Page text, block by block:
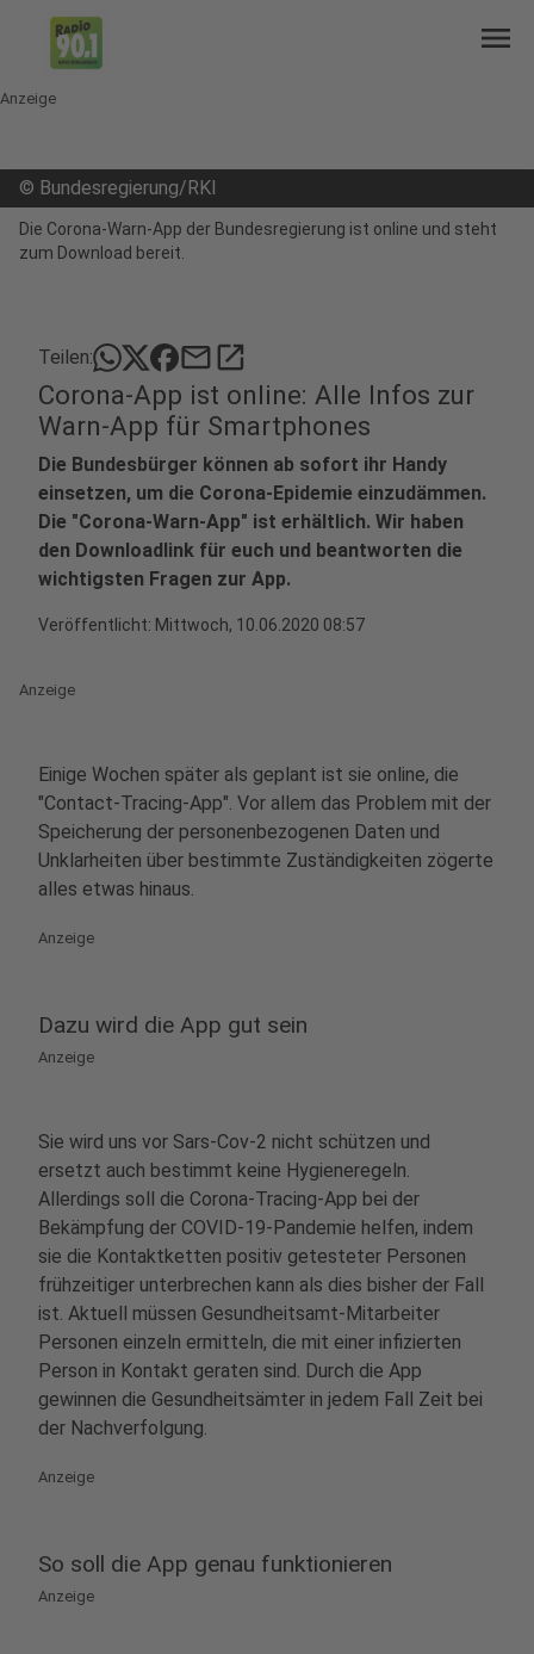
menu
Anzeige
© Bundesregierung/RKI
Die Corona-Warn-App der Bundesregierung ist online und steht
zum Download bereit.
Teilen: mailopen_in_new
Corona-App ist online: Alle Infos zur
Warn-App für Smartphones
Die Bundesbürger können ab sofort ihr Handy
einsetzen, um die Corona-Epidemie einzudämmen.
Die "Corona-Warn-App" ist erhältlich. Wir haben
den Downloadlink für euch und beantworten die
wichtigsten Fragen zur App.
Veröffentlicht: Mittwoch, 10.06.2020 08:57
Anzeige
Einige Wochen später als geplant ist sie online, die
"Contact-Tracing-App". Vor allem das Problem mit der
Speicherung der personenbezogenen Daten und
Unklarheiten über bestimmte Zuständigkeiten zögerte
alles etwas hinaus.
Anzeige
Dazu wird die App gut sein
Anzeige
Sie wird uns vor Sars-Cov-2 nicht schützen und
ersetzt auch bestimmt keine Hygieneregeln.
Allerdings soll die Corona-Tracing-App bei der
Bekämpfung der COVID-19-Pandemie helfen, indem
sie die Kontaktketten positiv getesteter Personen
frühzeitiger unterbrechen kann als dies bisher der Fall
ist. Aktuell müssen Gesundheitsamt-Mitarbeiter
Personen einzeln ermitteln, die mit einer infizierten
Person in Kontakt geraten sind. Durch die App
gewinnen die Gesundheitsämter in jedem Fall Zeit bei
der Nachverfolgung.
Anzeige
So soll die App genau funktionieren
Anzeige